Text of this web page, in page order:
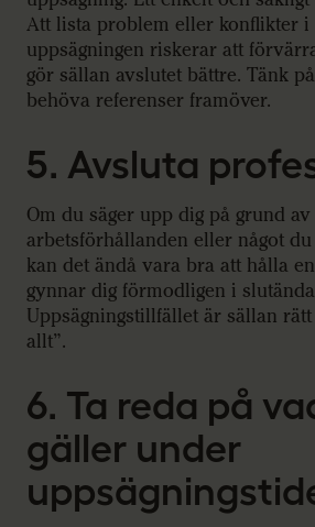
Att lista problem eller konflikter i
uppsägningen riskerar att
gör sällan avslutet bättre. Tänk
behöva referenser framöver.
5. Avsluta
Om du säger upp dig på grund av
arbetsförhållanden eller något
kan det ändå vara bra att hålla
gynnar dig förmodligen i
Uppsägningstillfället är sällan rätt
allt”.
6. Ta reda på
gäller under